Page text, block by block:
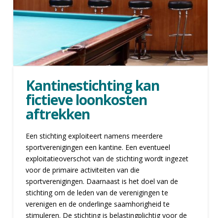
Kantinestichting kan
fictieve loonkosten
aftrekken
Een stichting exploiteert namens meerdere
sportverenigingen een kantine. Een eventueel
exploitatieoverschot van de stichting wordt ingezet
voor de primaire activiteiten van die
sportverenigingen. Daarnaast is het doel van de
stichting om de leden van de verenigingen te
verenigen en de onderlinge saamhorigheid te
stimuleren. De stichting is belastingplichtig voor de